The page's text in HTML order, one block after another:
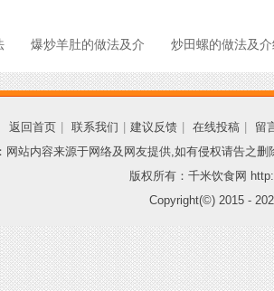
爆炒羊肚的做法及介 炒田螺的做法及
返回首页 联系我们 建议反馈 在线投稿
留
网站内容来源于网络及网友提供,如有侵权请告之
版权所有：千米饮食网
Copyright(©) 2015 -